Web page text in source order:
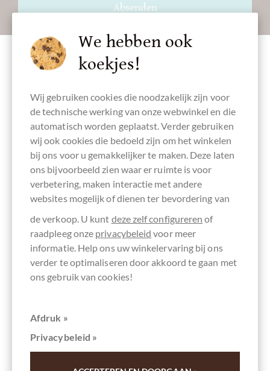
Absenden
Chulucanas Gold - Zartbitterschokolade aus
We hebben ook
koekjes!
Wij gebruiken cookies die noodzakelijk zijn voor
de technische werking van onze webwinkel en die
automatisch worden geplaatst. Verder gebruiken
wij ook cookies die bedoeld zijn om het winkelen
bij ons voor u gemakkelijker te maken. Deze laten
ons bijvoorbeeld zien waar er ruimte is voor
verbetering, maken interactie met andere
websites mogelijk of dienen ter bevordering van
de verkoop. U kunt deze zelf configureren of
raadpleeg onze privacybeleid voor meer
informatie. Help ons uw winkelervaring bij ons
verder te optimaliseren door akkoord te gaan met
ons gebruik van cookies!
Afdruk »
Privacybeleid »